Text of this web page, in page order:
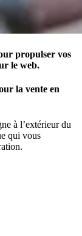
propulser vos
le web.
la vente en
à l’extérieur du
qui vous